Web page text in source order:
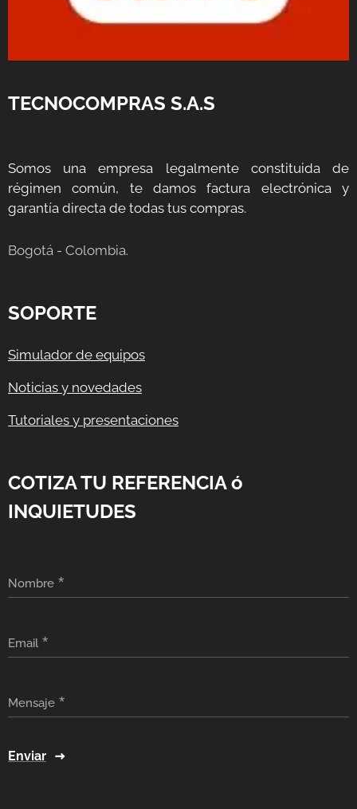
TECNOCOMPRAS S.A.S
Somos una empresa legalmente constituida de
régimen común, te damos factura electrónica y
garantía directa de todas tus compras.
Bogotá - Colombia.
SOPORTE
Simulador de equipos
Noticias y novedades
Tutoriales y presentaciones
COTIZA TU REFERENCIA ó
INQUIETUDES
Nombre
Email
Mensaje
Enviar